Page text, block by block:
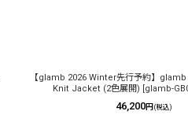
【glamb 2026 Winter先行予約】
Knit Jacket (2色展開) [glamb-
46,200円 (税込)